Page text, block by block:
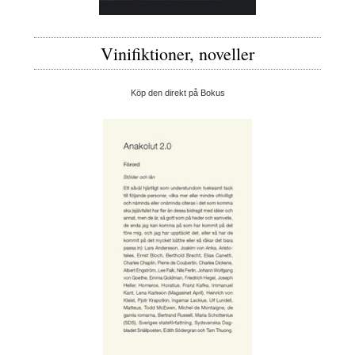
Vinifiktioner, noveller
Köp den direkt på Bokus